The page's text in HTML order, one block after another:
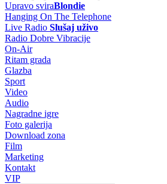
Upravo sviraBlondie
Hanging On The Telephone
Live Radio Slušaj uživo
Radio Dobre Vibracije
On-Air
Ritam grada
Glazba
Sport
Video
Audio
Nagradne igre
Foto galerija
Download zona
Film
Marketing
Kontakt
VIP